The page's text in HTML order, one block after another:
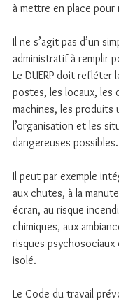
à mettre en place pour
Il ne s’agit pas d’un
administratif à remplir
Le DUERP doit refléter
postes, les locaux, les
machines, les produits
l’organisation et les
dangereuses possibles.
Il peut par exemple
aux chutes, à la
écran, au risque
chimiques, aux
risques
isolé.
Le Code du travail